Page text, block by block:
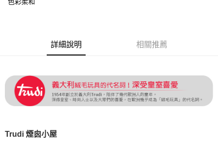
２．訂單成立數日內，您將收到繳費通知簡訊。
３．收到繳費通知簡訊後14天內，點擊此簡訊中的連結，可透過四大超商／
ATM／網路銀行／等多元方式進行付款，方視為交易完成。
※ 請注意：結帳手續完成當下不需立刻繳費，但若您需要取消訂單，請聯絡
※ 交易是否成功請以「AFTEE先享後付 」之結帳頁面顯示為準，若有關於
是否繳費成功／繳費後需取消欲退款等相關疑問，請聯繫「AFTEE先享後付
全家取貨付款
7-11取貨付款
每筆NT$60，滿NT$1,500(含以上)免運費
每筆NT$120，滿NT$1,500(含以上)免運費
詳細說明 相關推薦
Trudi 煙囪小屋